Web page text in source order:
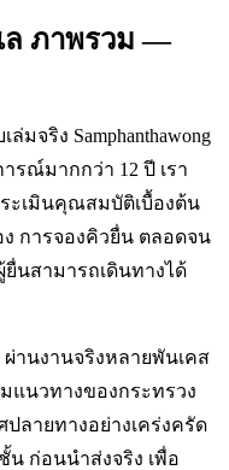
ล ภาพรวม —
มจริง Samphanthawong
รณ์มากกว่า 12 ปี เรา
ะเมินคุณสมบัติเบื้องต้น
ง การจองคิวยื่น ตลอดจน
ยื่นสามารถเดินทางได้
านงานจริงหลายพันเคส
แนวทางของกระทรวง
ลายทางอย่างเคร่งครัด
น ก่อนนำส่งจริง เพื่อ